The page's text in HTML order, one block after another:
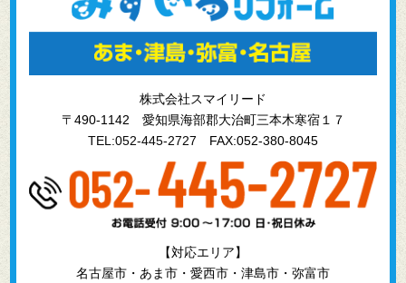
株式会社スマイリード
〒490-1142 愛知県海部郡大治町三本木寒宿１７
TEL:052-445-2727 FAX:052-380-8045
【対応エリア】
名古屋市・あま市・愛西市・津島市・弥富市